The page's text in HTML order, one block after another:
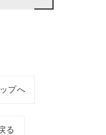
プへ
る